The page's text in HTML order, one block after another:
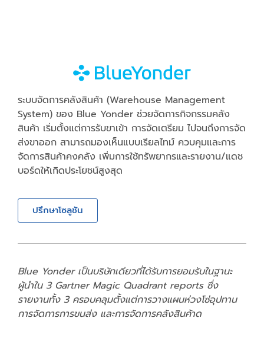
ระบบจัดการคลังสินค้า (Warehouse Management
System) ของ Blue Yonder ช่วยจัดการกิจกรรมคลัง
สินค้า เริ่มตั้งแต่การรับขาเข้า การจัดเตรียม ไปจนถึงการจัด
ส่งขาออก สามารถมองเห็นแบบเรียลไทม์ ควบคุมและการ
จัดการสินค้าคงคลัง เพิ่มการใช้ทรัพยากรและรายงาน/แดช
บอร์ดให้เกิดประโยชน์สูงสุด
ปรึกษาโซลูชัน
Blue Yonder เป็นบริษัทเดียวที่ได้รับการยอมรับในฐานะ
ผู้นำใน 3 Gartner Magic Quadrant reports ซึ่ง
รายงานทั้ง 3 ครอบคลุมตั้งแต่การวางแผนห่วงโซ่อุปทาน
การจัดการการขนส่ง และการจัดการคลังสินค้าด